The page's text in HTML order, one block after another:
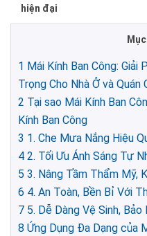
hiện đại
1 Mái Kính Ban Công: Giải
Trọng Cho Nhà Ở và Quán
2 Tại sao Mái Kính Ban
Kính Ban Công
3 1. Che Mưa Nắng Hiệu
4 2. Tối Ưu Ánh Sáng Tự
5 3. Nâng Tầm Thẩm Mỹ,
6 4. An Toàn, Bền Bỉ Với
7 5. Dễ Dàng Vệ Sinh, Bảo
8 Ứng Dụng Đa Dạng của